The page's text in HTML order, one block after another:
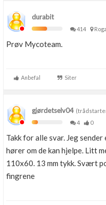
durabit
414
Prøv Mycoteam.
Anbefal Siter
gjørdetselv04
4
0
Takk for alle svar. Jeg
hører om de kan hjelpe. Litt
110x60. 13 mm tykk. Svært
fingrene